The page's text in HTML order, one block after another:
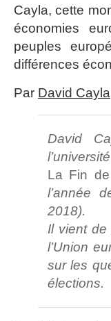
Cayla, cette
économies
peuples
différences
Par David Cayla
David
La Fin de
l’année
2018).
Il vient de
l’Union
sur les
élections.